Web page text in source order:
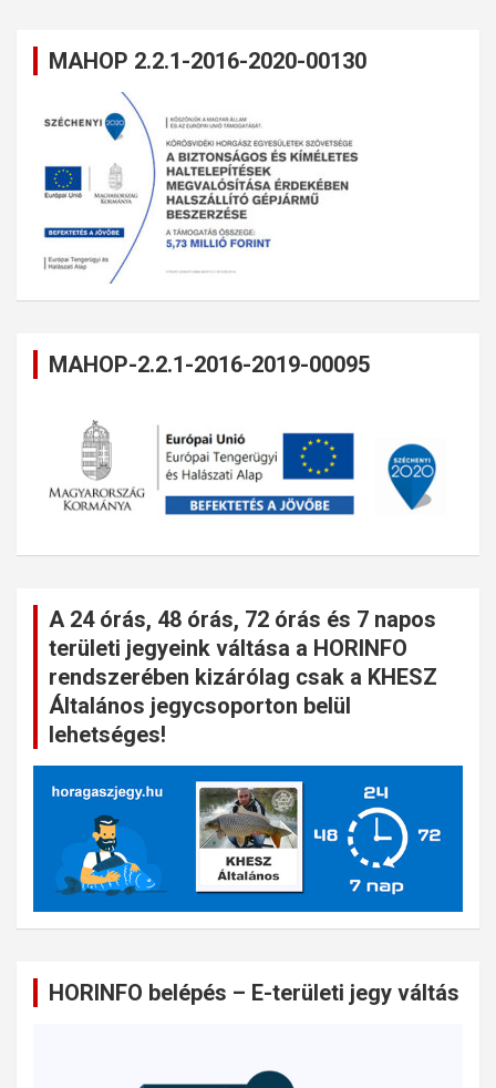
MAHOP 2.2.1-2016-2020-00130
MAHOP-2.2.1-2016-2019-00095
A 24 órás, 48 órás, 72 órás és 7 napos
területi jegyeink váltása a HORINFO
rendszerében kizárólag csak a KHESZ
Általános jegycsoporton belül
lehetséges!
HORINFO belépés – E-területi jegy váltás